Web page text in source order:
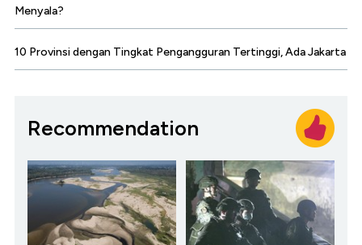
Menyala?
10 Provinsi dengan Tingkat Pengangguran Tertinggi, Ada Jakarta
Recommendation